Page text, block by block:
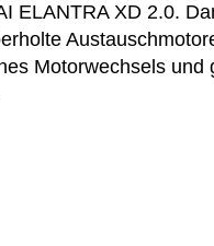
ELANTRA XD 2.0.
Motorwechsels und